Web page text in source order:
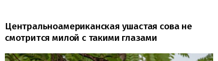
Центральноамериканская ушастая сова не
смотрится милой с такими глазами